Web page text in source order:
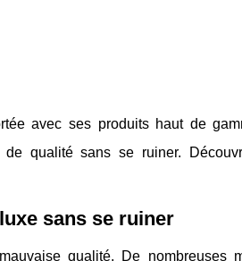
avec ses produits haut de
qualité sans se ruiner.
sans se ruiner
qualité. De nombreuses